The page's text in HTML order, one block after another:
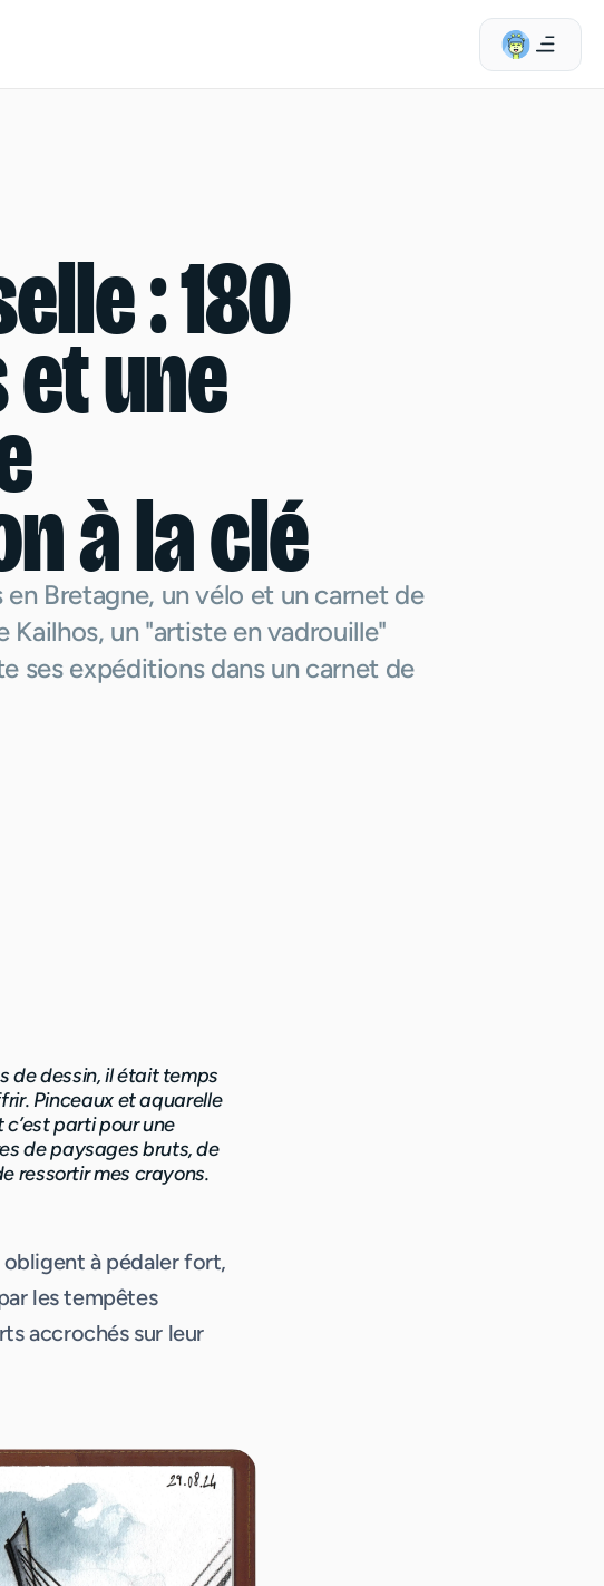
: 180
une
à la clé
Bretagne, un vélo et un carnet de
un "artiste en vadrouille"
ses expéditions dans un carnet de
de dessin, il était temps
Pinceaux et aquarelle
parti pour une
de paysages bruts, de
ressortir mes crayons.
obligent à pédaler fort,
les tempêtes
accrochés sur leur